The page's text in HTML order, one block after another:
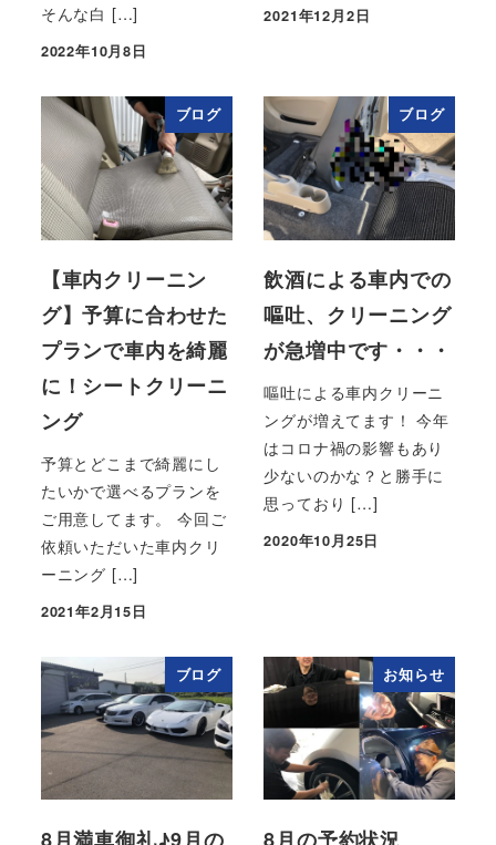
そんな白 […]
投稿日
2022年10月8日
投稿日
2021年12月2日
ブログ
【車内クリーニン
グ】予算に合わせた
プランで車内を綺麗
に！シートクリーニ
ング
予算とどこまで綺麗にし
たいかで選べるプランを
ご用意してます。 今回ご
依頼いただいた車内クリ
ーニング […]
投稿日
2021年2月15日
ブログ
飲酒による車内での
嘔吐、クリーニング
が急増中です・・・
嘔吐による車内クリーニ
ングが増えてます！ 今年
はコロナ禍の影響もあり
少ないのかな？と勝手に
思っており […]
投稿日
2020年10月25日
ブログ
8月満車御礼♪9月の
お知らせ
8月の予約状況